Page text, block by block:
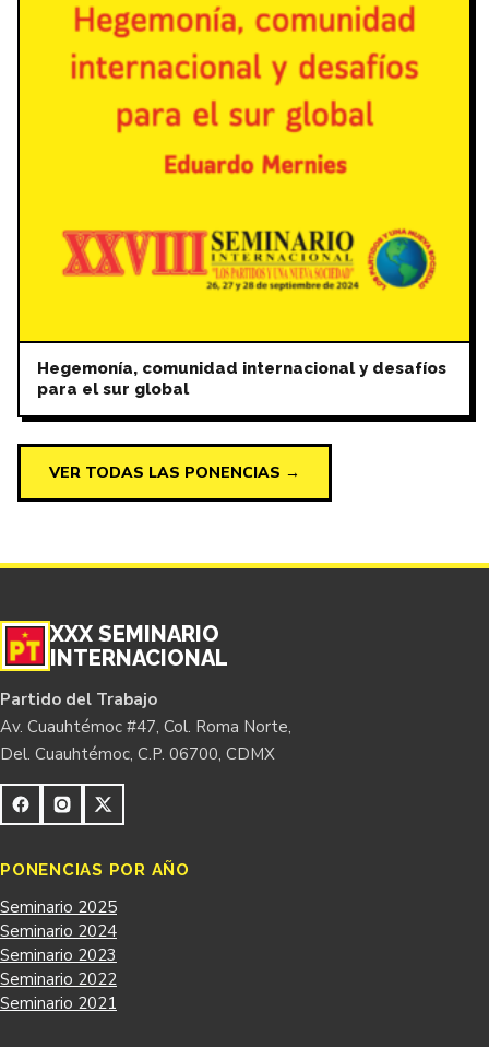
Hegemonía, comunidad internacional y desafíos
para el sur global
VER TODAS LAS PONENCIAS →
XXX SEMINARIO
INTERNACIONAL
Partido del Trabajo
Av. Cuauhtémoc #47, Col. Roma Norte,
Del. Cuauhtémoc, C.P. 06700, CDMX
PONENCIAS POR AÑO
Seminario 2025
Seminario 2024
Seminario 2023
Seminario 2022
Seminario 2021